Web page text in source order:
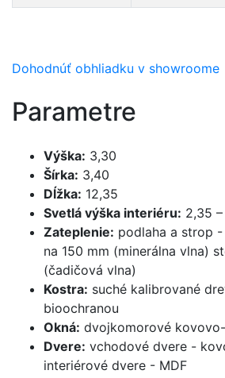
Dohodnúť obhliadku v showroome
Parametre
Výška: 3,30
Šírka: 3,40
Dĺžka: 12,35
Svetlá výška interiéru: 2,35
Zateplenie: podlaha a strop
na 150 mm (minerálna vlna)
(čadičová vlna)
Kostra: suché kalibrované
bioochranou
Okná: dvojkomorové
Dvere: vchodové dvere -
interiérové ​​dvere - MDF